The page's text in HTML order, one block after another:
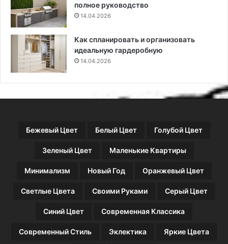
в
ы
е
полное руководство
14.04.2026
Как спланировать и организовать
идеальную гардеробную
14.04.2026
Бежевый Цвет Белый Цвет Голубой Цвет
Зеленый Цвет Маленькие Квартиры
Минимализм Новый Год Оранжевый Цвет
Светлые Цвета Своими Руками Серый Цвет
Синий Цвет Современная Классика
Современный Стиль Эклектика Яркие Цвета